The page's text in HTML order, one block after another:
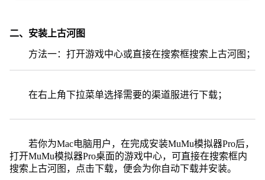
二、安装上古河图
方法一：打开游戏中心或直接在搜索框搜索上古河图；
在右上角下拉菜单选择需要的渠道服进行下载；
若你为Mac电脑用户，在完成安装MuMu模拟器Pro后，
打开MuMu模拟器Pro桌面的游戏中心，可直接在搜索框内
搜索上古河图，点击下载，便会为你自动下载并安装。